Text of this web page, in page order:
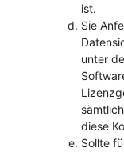
ist.
Sie
unter
diese
Sollte